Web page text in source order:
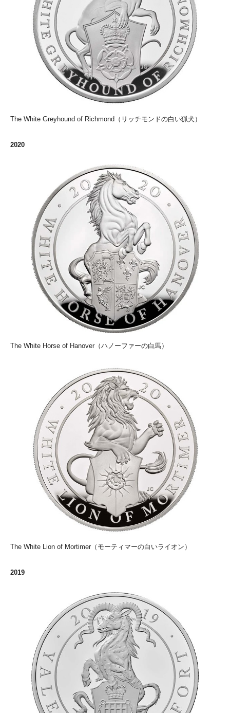
The White Greyhound of Richmond（リッチモンドの白い猟犬）
2020
The White Horse of Hanover（ハノーファーの白馬）
The White Lion of Mortimer（モーティマーの白いライオン）
2019